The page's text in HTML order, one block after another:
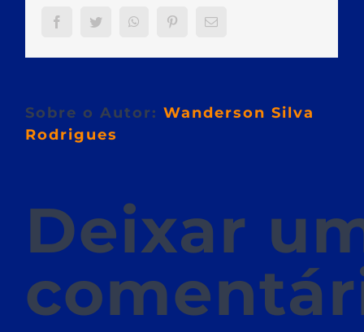
FacebookTwitter WhatsAppPinterestE-
Sobre o Autor:Wanderson Silva
Rodrigues
Deixar